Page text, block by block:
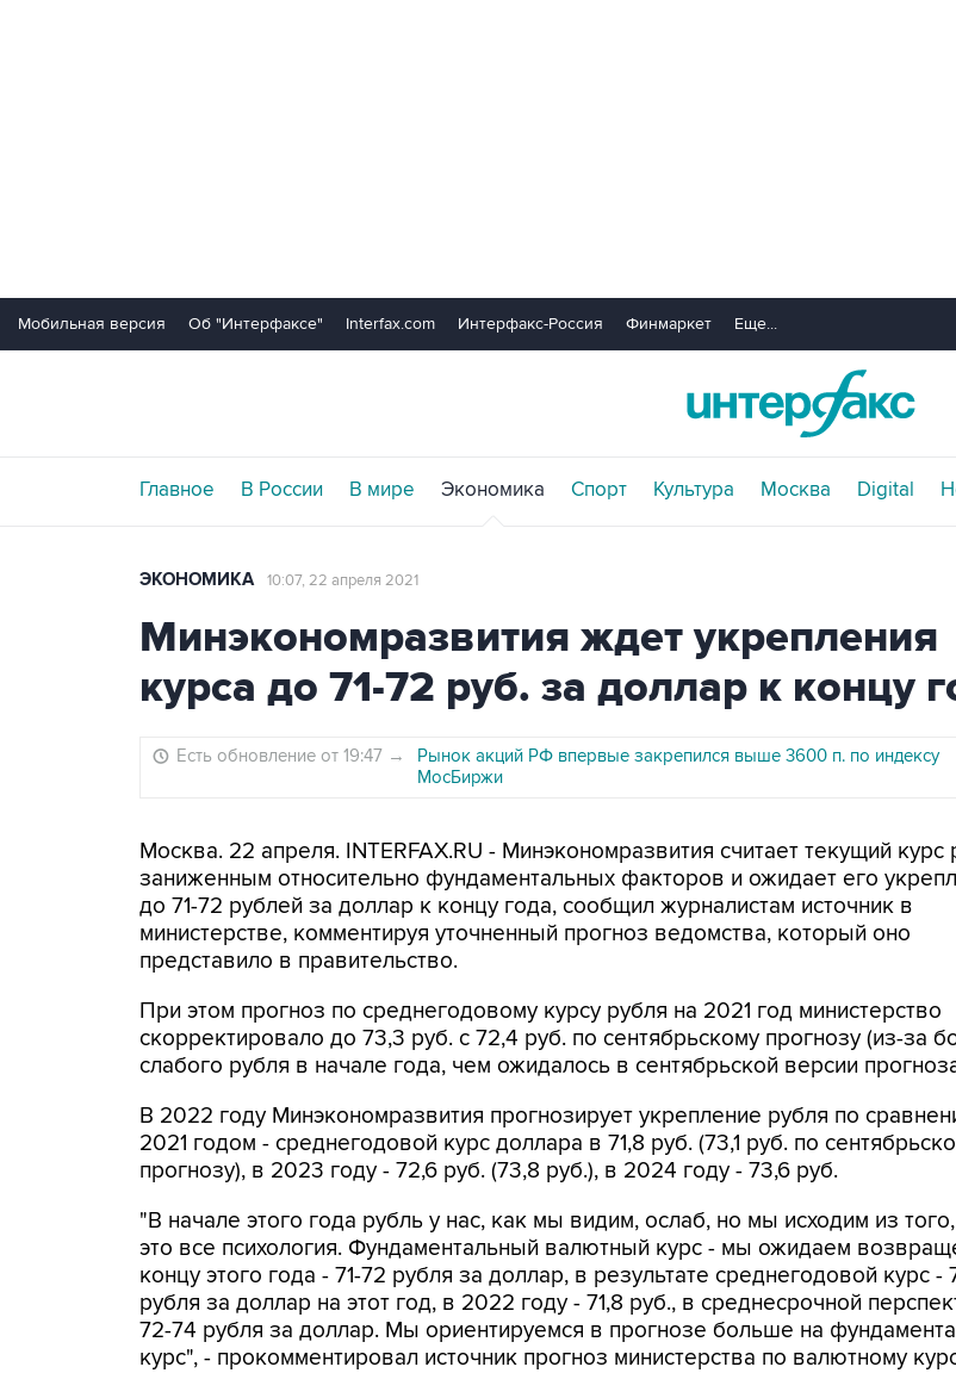
Мобильная версия Об "Интерфаксе" Interfax.com Интерфакс-Россия Финмаркет Еще...
Главное В России В мире Экономика Спорт Культура Москва Digital
ЭКОНОМИКА 10:07, 22 апреля 2021
Минэкономразвития ждет укрепления
курса до 71-72 руб. за доллар к концу
Есть обновление от 19:47 →
Рынок акций РФ впервые закрепился выше 3600 п. по индексу
МосБиржи
Москва. 22 апреля. INTERFAX.RU - Минэкономразвития считает текущий курс
заниженным относительно фундаментальных факторов и ожидает его
до 71-72 рублей за доллар к концу года, сообщил журналистам источник в
министерстве, комментируя уточненный прогноз ведомства, который оно
представило в правительство.
При этом прогноз по среднегодовому курсу рубля на 2021 год министерство
скорректировало до 73,3 руб. с 72,4 руб. по сентябрьскому прогнозу (из-за
слабого рубля в начале года, чем ожидалось в сентябрьской версии
В 2022 году Минэкономразвития прогнозирует укрепление рубля по
2021 годом - среднегодовой курс доллара в 71,8 руб. (73,1 руб. по
прогнозу), в 2023 году - 72,6 руб. (73,8 руб.), в 2024 году - 73,6 руб.
"В начале этого года рубль у нас, как мы видим, ослаб, но мы исходим из
это все психология. Фундаментальный валютный курс - мы ожидаем
концу этого года - 71-72 рубля за доллар, в результате среднегодовой курс -
рубля за доллар на этот год, в 2022 году - 71,8 руб., в среднесрочной
72-74 рубля за доллар. Мы ориентируемся в прогнозе больше на
курс", - прокомментировал источник прогноз министерства по валютному